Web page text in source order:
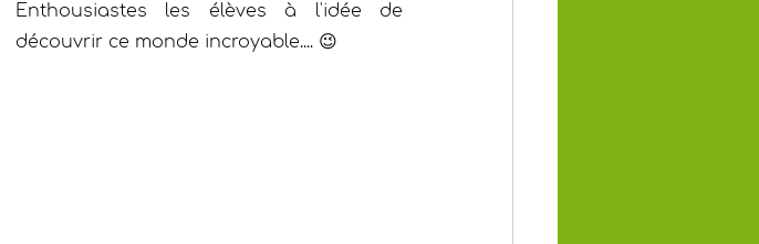
Enthousiastes les élèves à l'idée de
découvrir ce monde incroyable.... 😉